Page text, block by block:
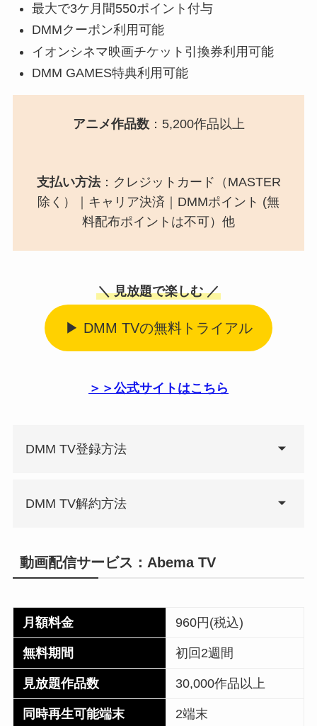
最大で3ケ月間550ポイント付与
DMMクーポン利用可能
イオンシネマ映画チケット引換券利用可能
DMM GAMES特典利用可能
アニメ作品数：5,200作品以上
支払い方法：クレジットカード（MASTER
除く）｜キャリア決済｜DMMポイント (無
料配布ポイントは不可）他
＼ 見放題で楽しむ ／
▶ DMM TVの無料トライアル
＞＞公式サイトはこちら
DMM TV登録方法
DMM TV解約方法
動画配信サービス：Abema TV
月額料金 960円(税込)
無料期間 初回2週間
見放題作品数 30,000作品以上
同時再生可能端末 2端末